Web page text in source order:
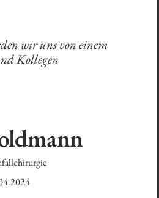
wir uns von einem
Kollegen